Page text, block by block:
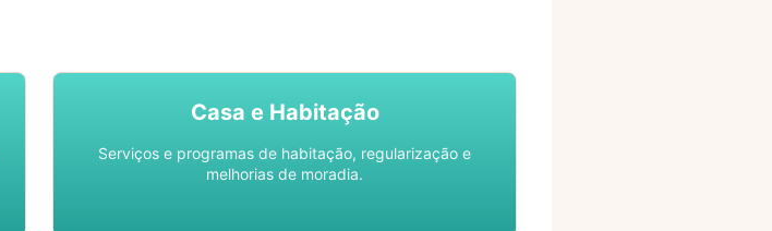
Casa e Habitação
Serviços e programas de habitação, regularização e
melhorias de moradia.